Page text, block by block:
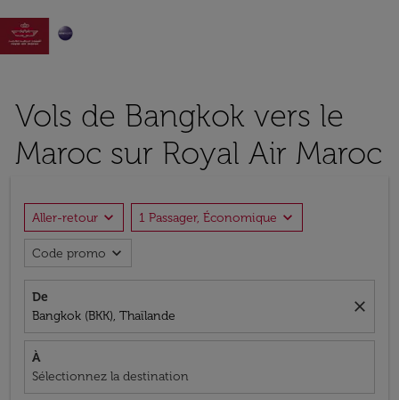

Vols de Bangkok vers le
Maroc sur Royal Air Maroc
Aller-retour expand_more 1 Passager, Économique expand_more
Code promo expand_more
De
Bangkok (BKK), Thaïlande
close
À
Sélectionnez la destination